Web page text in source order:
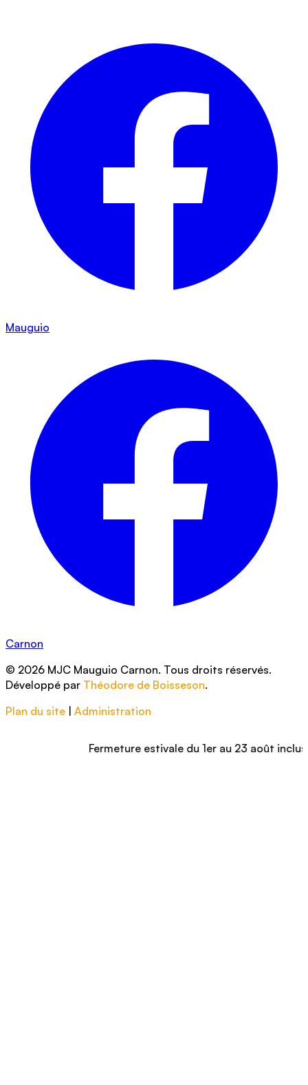
Mauguio
Carnon
© 2026 MJC Mauguio Carnon. Tous droits réservés.
Développé par Théodore de Boisseson.
Plan du site | Administration
Fermeture estivale du 1er au 23 août inclus –